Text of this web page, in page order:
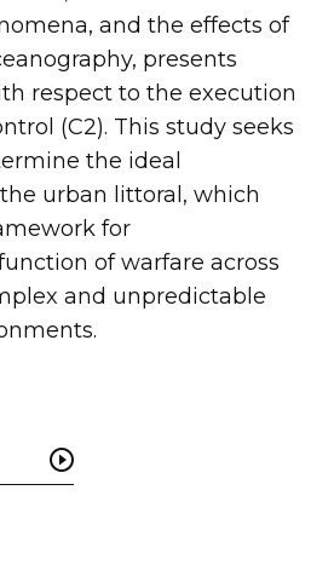
and the effects of
presents
respect to the execution
(C2). This study seeks
the ideal
urban littoral, which
for
of warfare across
and unpredictable